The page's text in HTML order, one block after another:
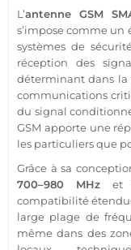
L’antenne GSM
s’impose comme
systèmes de
réception des
déterminant dans la
communications
du signal
GSM apporte une
les particuliers que
Grâce à sa
700–980 MHz et
compatibilité
large plage de
même dans des